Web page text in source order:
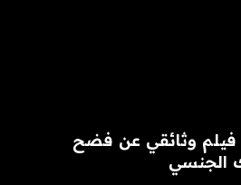
فيلم وثائقي عن فضح
الجنسي